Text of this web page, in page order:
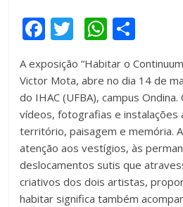
F
c
e
b
o
o
k
T
tt
er
W
at
s
A
p
p
m
p
ar
til
h
ar
A exposição “Habitar o
Victor Mota, abre no dia 14 de
do IHAC (UFBA), campus
vídeos, fotografias e instalações
território, paisagem e memória.
atenção aos vestígios, às
deslocamentos sutis que
criativos dos dois artistas,
habitar significa também